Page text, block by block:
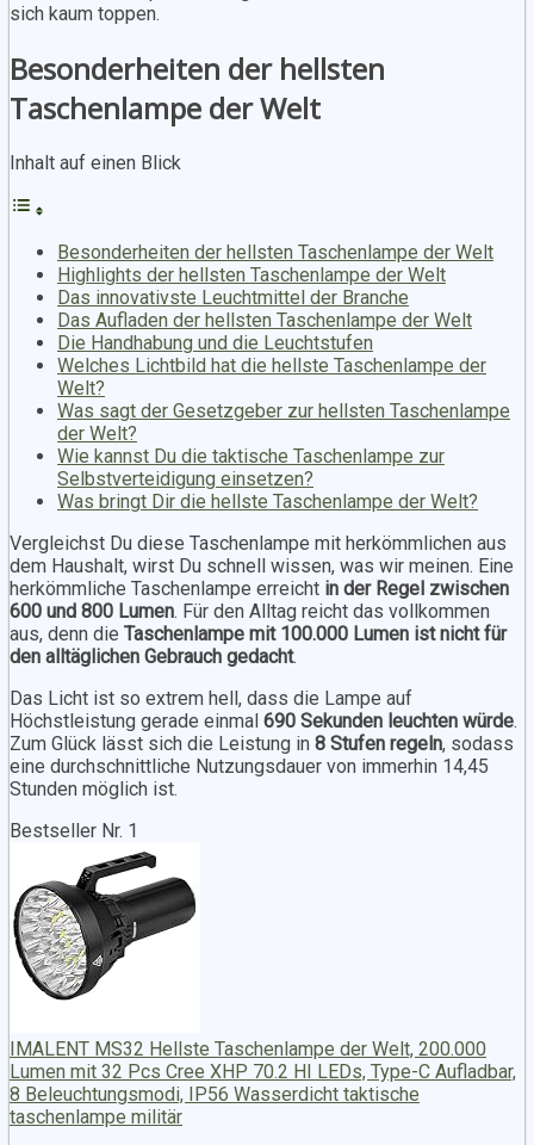
sich kaum toppen.
Besonderheiten der hellsten
Taschenlampe der Welt
Inhalt auf einen Blick
Besonderheiten der hellsten Taschenlampe der Welt
Highlights der hellsten Taschenlampe der Welt
Das innovativste Leuchtmittel der Branche
Das Aufladen der hellsten Taschenlampe der Welt
Die Handhabung und die Leuchtstufen
Welches Lichtbild hat die hellste Taschenlampe der
Welt?
Was sagt der Gesetzgeber zur hellsten Taschenlampe
der Welt?
Wie kannst Du die taktische Taschenlampe zur
Selbstverteidigung einsetzen?
Was bringt Dir die hellste Taschenlampe der Welt?
Vergleichst Du diese Taschenlampe mit herkömmlichen aus
dem Haushalt, wirst Du schnell wissen, was wir meinen. Eine
herkömmliche Taschenlampe erreicht in der Regel zwischen
600 und 800 Lumen. Für den Alltag reicht das vollkommen
aus, denn die Taschenlampe mit 100.000 Lumen ist nicht für
den alltäglichen Gebrauch gedacht.
Das Licht ist so extrem hell, dass die Lampe auf
Höchstleistung gerade einmal 690 Sekunden leuchten würde.
Zum Glück lässt sich die Leistung in 8 Stufen regeln, sodass
eine durchschnittliche Nutzungsdauer von immerhin 14,45
Stunden möglich ist.
Bestseller Nr. 1
IMALENT MS32 Hellste Taschenlampe der Welt, 200.000
Lumen mit 32 Pcs Cree XHP 70.2 HI LEDs, Type-C Aufladbar,
8 Beleuchtungsmodi, IP56 Wasserdicht taktische
taschenlampe militär